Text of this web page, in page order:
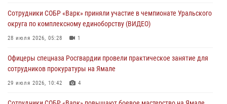
Офицеры спецназа Росгвардии провели практическое занятие для
сотрудников прокуратуры на Ямале
29 июля 2026, 10:42 4
Сотрудники СОБР «Варк» приняли участие в чемпионате Уральского
округа по комплексному единоборству (ВИДЕО)
28 июля 2026, 05:28 1
Офицеры спецназа Росгвардии провели практическое занятие для
сотрудников прокуратуры на Ямале
29 июля 2026, 10:42 4